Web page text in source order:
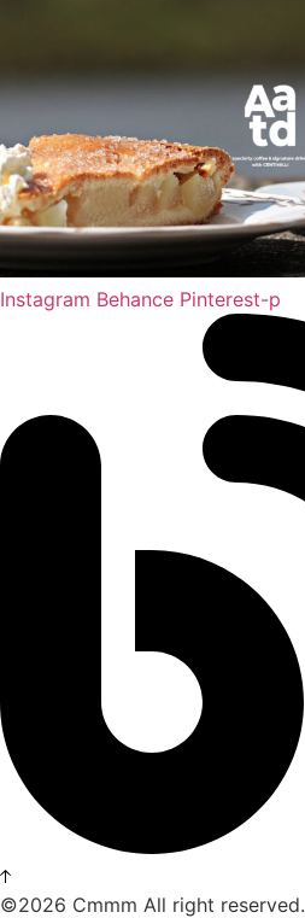
Instagram Behance Pinterest-p
©2026 Cmmm All right reserved.